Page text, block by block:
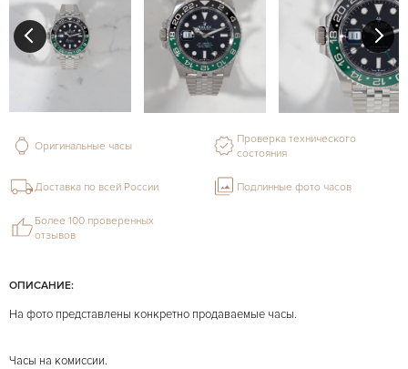
ОПИСАНИЕ:
На фото представлены конкретно продаваемые часы.
Часы на комиссии.
Оригинальные часы
Проверка технического
состояния
Доставка по всей России Подлинные фото часов
Более 100 проверенных
отзывов